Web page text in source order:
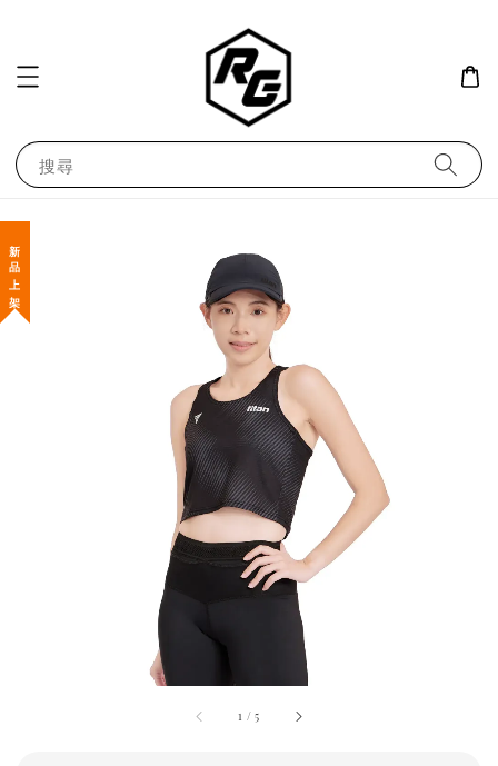
搜尋
1 /5
新 品 上 架